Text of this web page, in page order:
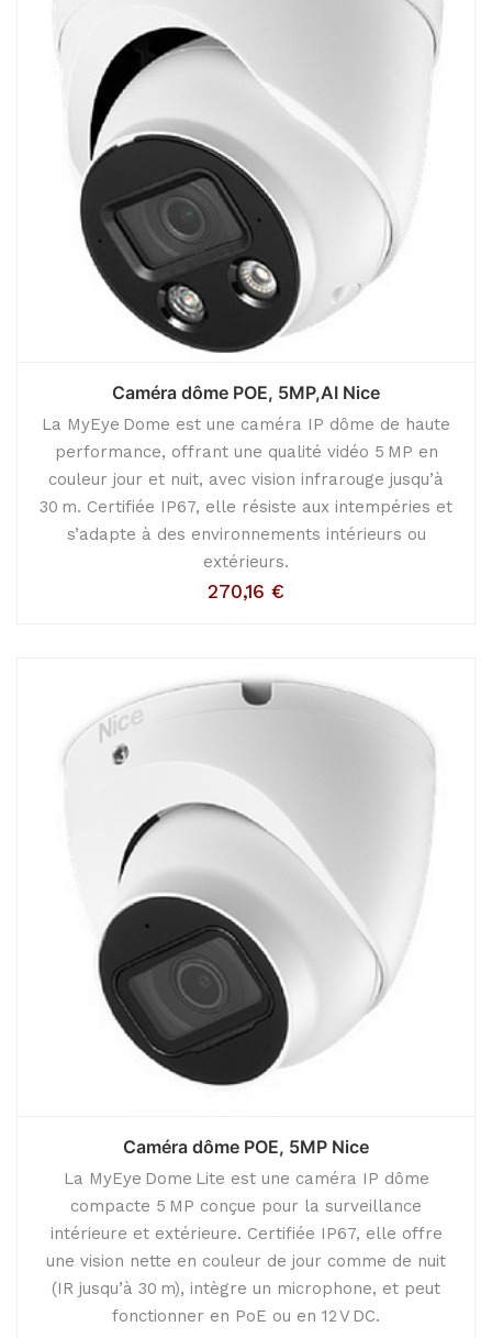
Caméra dôme POE, 5MP,AI Nice
La MyEye Dome est une caméra IP dôme de haute
performance, offrant une qualité vidéo 5 MP en
couleur jour et nuit, avec vision infrarouge jusqu’à
30 m. Certifiée IP67, elle résiste aux intempéries et
s’adapte à des environnements intérieurs ou
extérieurs.
270,16 €
Caméra dôme POE, 5MP Nice
La MyEye Dome Lite est une caméra IP dôme
compacte 5 MP conçue pour la surveillance
intérieure et extérieure. Certifiée IP67, elle offre
une vision nette en couleur de jour comme de nuit
(IR jusqu’à 30 m), intègre un microphone, et peut
fonctionner en PoE ou en 12 V DC.